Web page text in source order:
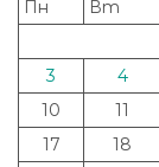
Пн
Вт
3
4
10
11
17
18